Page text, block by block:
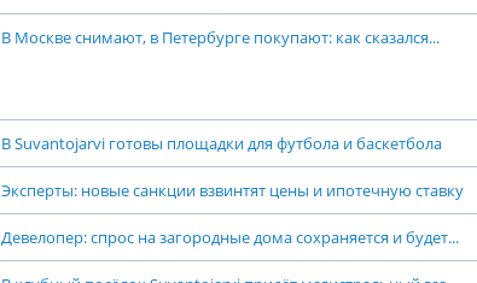
В Москве снимают, в Петербурге покупают: как сказался...
В Suvantojarvi готовы площадки для футбола и баскетбола
Эксперты: новые санкции взвинтят цены и ипотечную ставку
Девелопер: спрос на загородные дома сохраняется и будет...